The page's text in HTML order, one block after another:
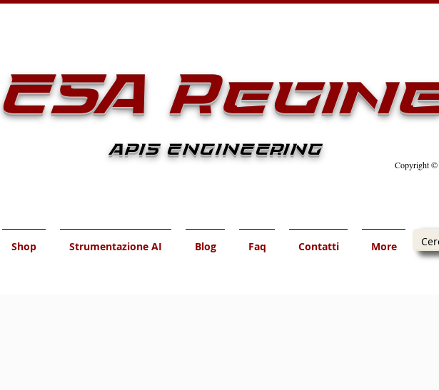
ESA Regine
APIS ENGINEERING
Copyright ©
Shop Strumentazione AI Blog Faq Contatti More